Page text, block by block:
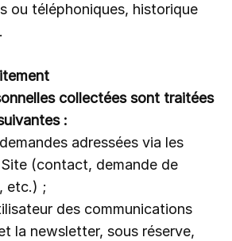
ou téléphoniques, historique
collectées sont traitées
:
adressées via les
(contact, demande de
etc.) ;
des communications
la newsletter, sous réserve,